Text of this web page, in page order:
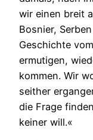
wir einen breit
Bosnier,
Geschichte
ermutigen,
kommen. Wir
seither
die Frage
keiner will.«